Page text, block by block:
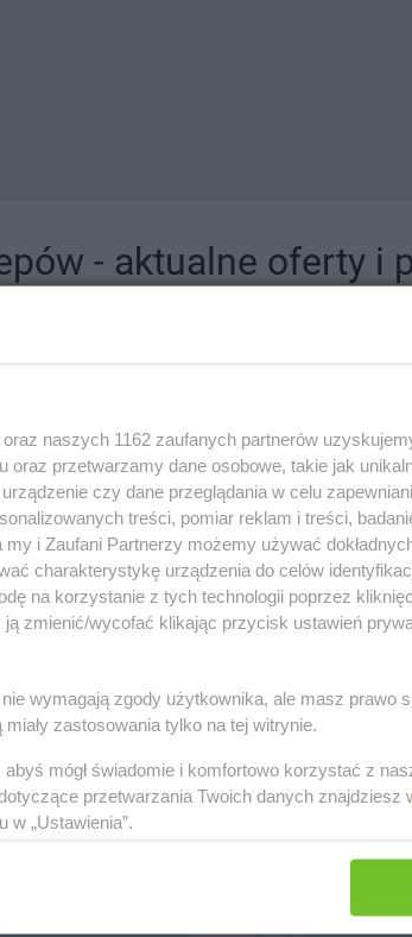
- aktualne oferty i
do lokalnych sieci oraz duże, znane super- i
PEPCO
1 gazetka
Dodaj do ulubionych
dino
2 gazetki
Dodaj do
12 gazetek
naszych 1162 zaufanych partnerów
oraz przetwarzamy dane osobowe, takie jak
czy dane przeglądania w celu
treści, pomiar reklam i treści,
my i Zaufani Partnerzy możemy używać
charakterystykę urządzenia do celów
na korzystanie z tych technologii poprzez
zmienić/wycofać klikając przycisk ustawień
nie wymagają zgody użytkownika, ale masz prawo
zastosowania tylko na tej witrynie.
mógł świadomie i komfortowo korzystać z
przetwarzania Twoich danych znajdziesz
w „Ustawienia”.